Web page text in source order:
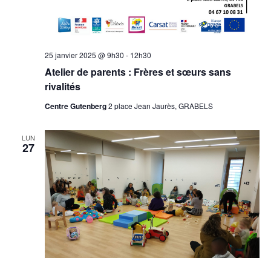
Atelier de parents : Frères et sœurs sans
rivalités
25 janvier 2025 @ 9h30 - 12h30
Centre Gutenberg2 place Jean Jaurès, GRABELS
LUN
27